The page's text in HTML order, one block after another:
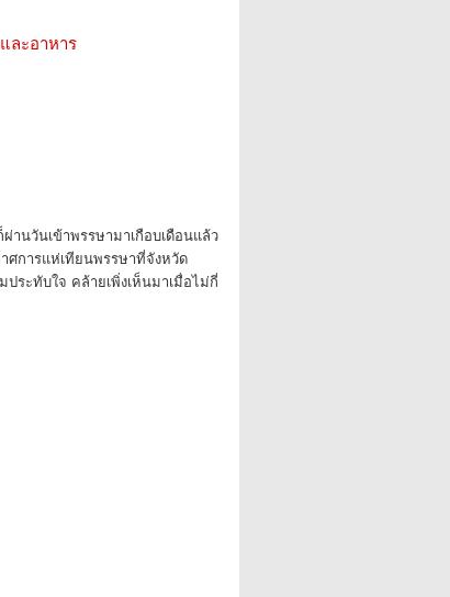
ละอาหาร
านวันเข้าพรรษามาเกือบเดือนแล้ว
ศการแห่เทียนพรรษาที่จังหวัด
ระทับใจ คล้ายเพิ่งเห็นมาเมื่อไม่กี่